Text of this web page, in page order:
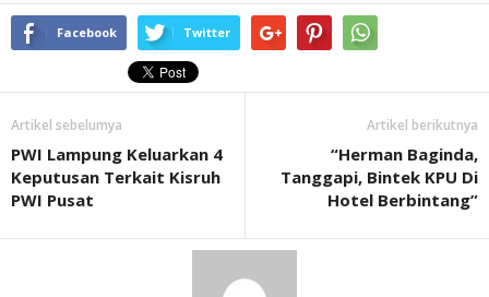
Facebook Twitter
Artikel sebelumya
PWI Lampung Keluarkan 4
Keputusan Terkait Kisruh
PWI Pusat
Artikel berikutnya
“Herman Baginda,
Tanggapi, Bintek KPU Di
Hotel Berbintang”